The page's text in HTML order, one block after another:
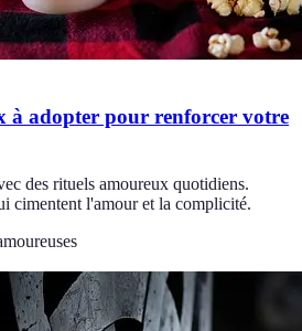
à adopter pour renforcer votre
des rituels amoureux quotidiens.
cimentent l'amour et la complicité.